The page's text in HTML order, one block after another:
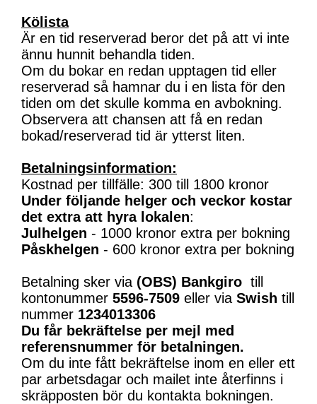
Kölista
Är en tid reserverad beror det på att vi inte
ännu hunnit behandla tiden.
Om du bokar en redan upptagen tid eller
reserverad så hamnar du i en lista för den
tiden om det skulle komma en avbokning.
Observera att chansen att få en redan
bokad/reserverad tid är ytterst liten.
Betalningsinformation:
Kostnad per tillfälle: 300 till 1800 kronor
Under följande helger och veckor kostar
det extra att hyra lokalen:
Julhelgen - 1000 kronor extra per bokning
Påskhelgen - 600 kronor extra per bokning
Betalning sker via (OBS) Bankgiro till
kontonummer 5596-7509 eller via Swish till
nummer 1234013306
Du får bekräftelse per mejl med
referensnummer för betalningen.
Om du inte fått bekräftelse inom en eller ett
par arbetsdagar och mailet inte återfinns i
skräpposten bör du kontakta bokningen.